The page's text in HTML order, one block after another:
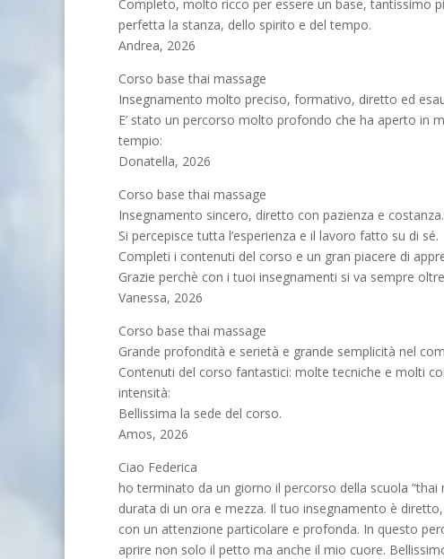
Completo, molto ricco per essere un base, tantissimo
perfetta la stanza, dello spirito e del tempo.
Andrea, 2026
Corso base thai massage
Insegnamento molto preciso, formativo, diretto ed
E’ stato un percorso molto profondo che ha aperto in
tempio:
Donatella, 2026
Corso base thai massage
Insegnamento sincero, diretto con pazienza e costanza.
Si percepisce tutta l’esperienza e il lavoro fatto su di sé.
Completi i contenuti del corso e un gran piacere di
Grazie perchè con i tuoi insegnamenti si va sempre
Vanessa, 2026
Corso base thai massage
Grande profondità e serietà e grande semplicità nel
Contenuti del corso fantastici: molte tecniche e molti
intensità:
Bellissima la sede del corso.
Amos, 2026
Ciao Federica
ho terminato da un giorno il percorso della scuola
durata di un ora e mezza. Il tuo insegnamento è
con un attenzione particolare e profonda. In questo
aprire non solo il petto ma anche il mio cuore.